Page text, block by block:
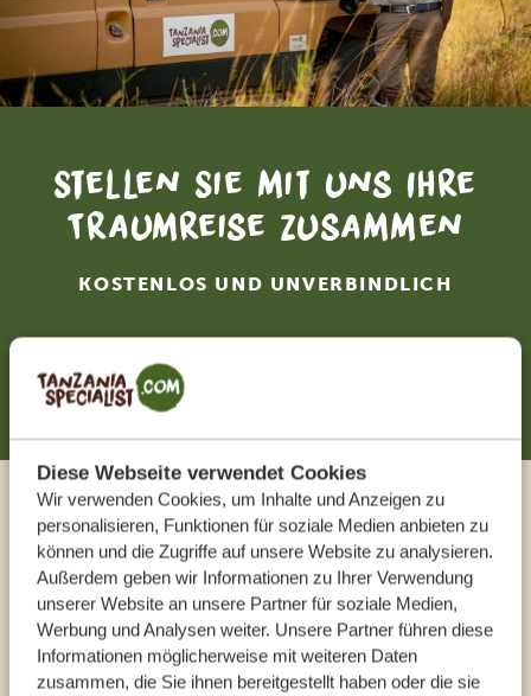
Diese Webseite verwendet Cookies
Wir verwenden Cookies, um Inhalte und Anzeigen zu
personalisieren, Funktionen für soziale Medien anbieten zu
können und die Zugriffe auf unsere Website zu analysieren.
Außerdem geben wir Informationen zu Ihrer Verwendung
unserer Website an unsere Partner für soziale Medien,
Werbung und Analysen weiter. Unsere Partner führen diese
Informationen möglicherweise mit weiteren Daten
zusammen, die Sie ihnen bereitgestellt haben oder die sie
Stellen Sie mit uns Ihre
Traumreise zusammen
KOSTENLOS UND UNVERBINDLICH
JETZT ZUSAMMENSTELLEN
Sprechen Sie mit einem
Reiseberater
UNSERE EXPERTEN HELFEN IHNEN GERN